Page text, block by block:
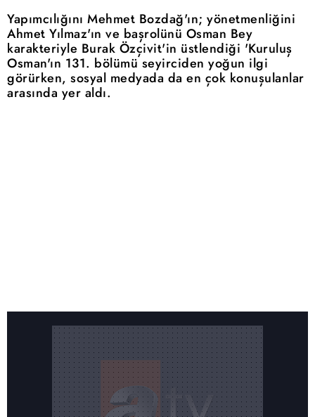
Yapımcılığını Mehmet Bozdağ'ın; yönetmenliğini
Ahmet Yılmaz'ın ve başrolünü Osman Bey
karakteriyle Burak Özçivit'in üstlendiği 'Kuruluş
Osman'ın 131. bölümü seyirciden yoğun ilgi
görürken, sosyal medyada da en çok konuşulanlar
arasında yer aldı.